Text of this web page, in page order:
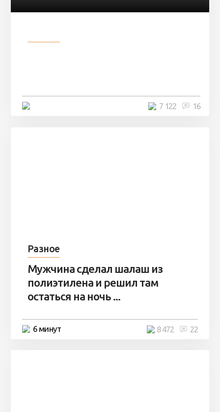
16
7 122
Разное
Мужчина сделал шалаш из
полиэтилена и решил там
остаться на ночь ...
6 минут 22
8 472